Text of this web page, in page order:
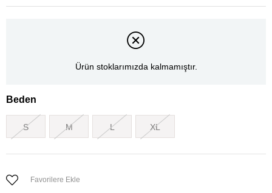
Ürün stoklarımızda kalmamıştır.
Beden
S M L XL
Favorilere Ekle